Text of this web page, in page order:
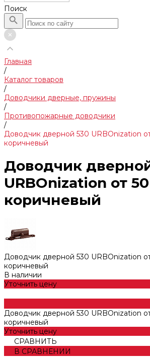
Поиск
Главная
/
Каталог товаров
/
Доводчики дверные, пружины
/
Противопожарные доводчики
/
Доводчик дверной 530 URBOnization
коричневый
Доводчик
URBOnization от
коричневый
Доводчик дверной 530 URBOnization
коричневый
В наличии
Уточнить цену
Доводчик дверной 530 URBOnization
коричневый
Уточнить цену
СРАВНИТЬ
В СРАВНЕНИИ